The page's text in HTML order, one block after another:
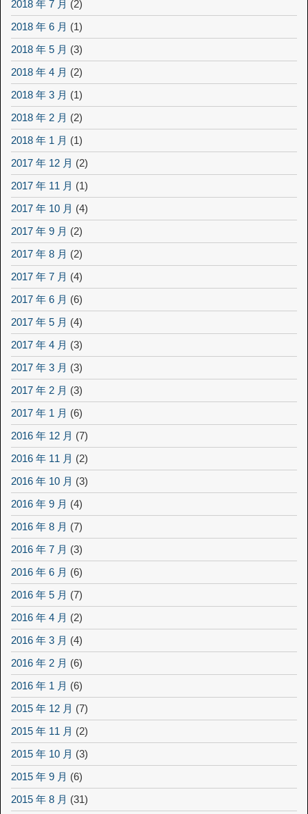
2018 年 7 月 (2)
2018 年 6 月 (1)
2018 年 5 月 (3)
2018 年 4 月 (2)
2018 年 3 月 (1)
2018 年 2 月 (2)
2018 年 1 月 (1)
2017 年 12 月 (2)
2017 年 11 月 (1)
2017 年 10 月 (4)
2017 年 9 月 (2)
2017 年 8 月 (2)
2017 年 7 月 (4)
2017 年 6 月 (6)
2017 年 5 月 (4)
2017 年 4 月 (3)
2017 年 3 月 (3)
2017 年 2 月 (3)
2017 年 1 月 (6)
2016 年 12 月 (7)
2016 年 11 月 (2)
2016 年 10 月 (3)
2016 年 9 月 (4)
2016 年 8 月 (7)
2016 年 7 月 (3)
2016 年 6 月 (6)
2016 年 5 月 (7)
2016 年 4 月 (2)
2016 年 3 月 (4)
2016 年 2 月 (6)
2016 年 1 月 (6)
2015 年 12 月 (7)
2015 年 11 月 (2)
2015 年 10 月 (3)
2015 年 9 月 (6)
2015 年 8 月 (31)